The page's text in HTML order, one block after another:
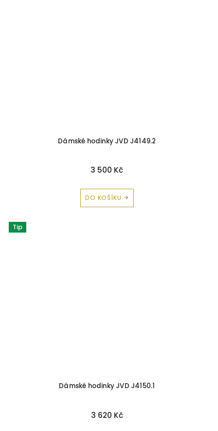
Dámské hodinky JVD J4149.2
3 500 Kč
DO KOŠÍKU
Tip
Dámské hodinky JVD J4150.1
3 620 Kč